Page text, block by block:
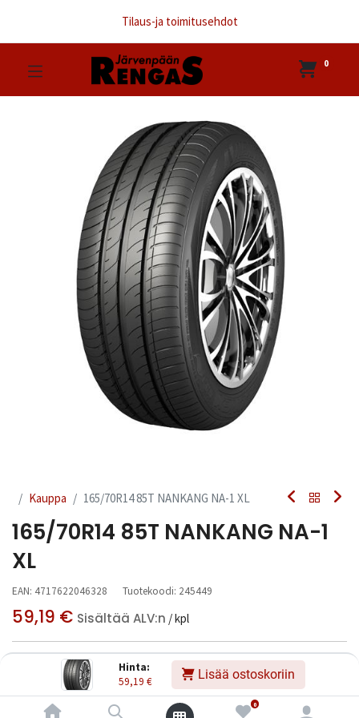
Hinta:
59,19 € Lisää ostoskoriin
0
Tilaus-ja toimitusehdot
0
Kauppa 165/70R14 85T NANKANG NA-1 XL
165/70R14 85T NANKANG NA-1
XL
EAN: 4717622046328 Tuotekoodi: 245449
59,19 € Sisältää ALV:n / kpl
Toimittajilla (kotimaa):
Saatavilla
Toimitusaika:
3 arkipäivää